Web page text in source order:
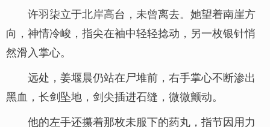
许羽柒立于北岸高台，未曾离去。她望着南崖方
向，神情冷峻，指尖在袖中轻轻捻动，另一枚银针悄
然滑入掌心。
远处，姜堰晨仍站在尸堆前，右手掌心不断渗出
黑血，长剑坠地，剑尖插进石缝，微微颤动。
他的左手还攥着那枚未服下的药丸，指节因用力